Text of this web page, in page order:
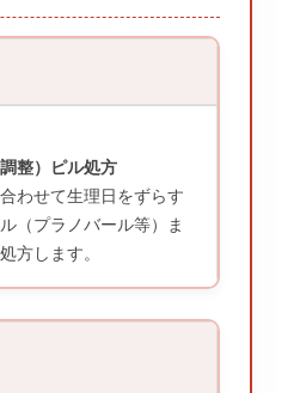
整）ピル処方
わせて生理日をずらす
（プラノバール等）ま
方します。